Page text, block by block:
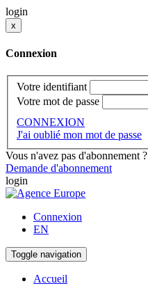
login
x
Connexion
Votre identifiant
Votre mot de passe
CONNEXION
J'ai oublié mon mot de passe
Vous n'avez pas d'abonnement ?
Demande d'abonnement
login
Connexion
EN
Toggle navigation
Accueil